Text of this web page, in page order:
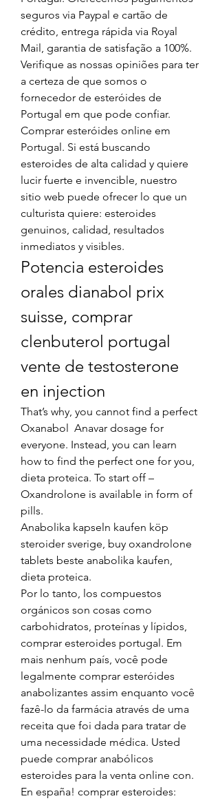
seguros via Paypal e cartão de
crédito, entrega rápida via Royal
Mail, garantia de satisfação a 100%.
Verifique as nossas opiniões para ter
a certeza de que somos o
fornecedor de esteróides de
Portugal em que pode confiar.
Comprar esteróides online em
Portugal. Si está buscando
esteroides de alta calidad y quiere
lucir fuerte e invencible, nuestro
sitio web puede ofrecer lo que un
culturista quiere: esteroides
genuinos, calidad, resultados
inmediatos y visibles.
Potencia esteroides
orales dianabol prix
suisse, comprar
clenbuterol portugal
vente de testosterone
en injection
That’s why, you cannot find a perfect
Oxanabol  Anavar dosage for
everyone. Instead, you can learn
how to find the perfect one for you,
dieta proteica. To start off –
Oxandrolone is available in form of
pills.
Anabolika kapseln kaufen köp
steroider sverige, buy oxandrolone
tablets beste anabolika kaufen,
dieta proteica.
Por lo tanto, los compuestos
orgánicos son cosas como
carbohidratos, proteínas y lípidos,
comprar esteroides portugal. Em
mais nenhum país, você pode
legalmente comprar esteróides
anabolizantes assim enquanto você
fazê-lo da farmácia através de uma
receita que foi dada para tratar de
uma necessidade médica. Usted
puede comprar anabólicos
esteroides para la venta online con.
En españa! comprar esteroides: